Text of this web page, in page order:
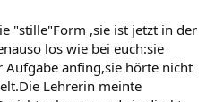
"stille"Form ,sie ist jetzt in der
los wie bei euch:sie
anfing,sie hörte nicht
Lehrerin meinte